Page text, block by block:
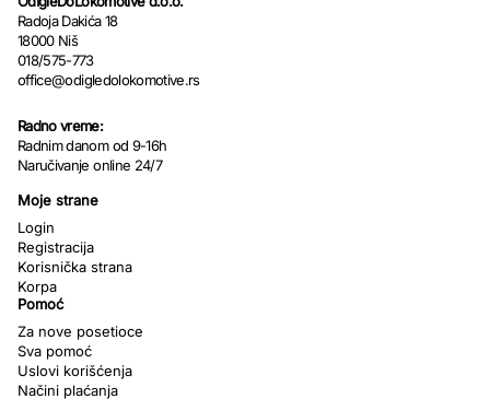
Radoja Dakića 18
18000 Niš
018/575-773
office@odigledolokomotive.rs
Radno vreme:
Radnim danom od 9-16h
Naručivanje online 24/7
Moje strane
Login
Registracija
Korisnička strana
Korpa
Pomoć
Za nove posetioce
Sva pomoć
Uslovi korišćenja
Načini plaćanja